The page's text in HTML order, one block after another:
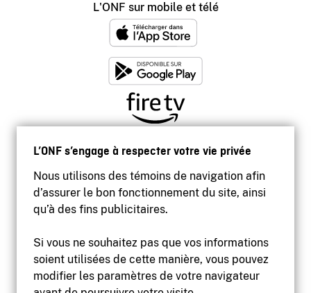
L’ONF s’engage à respecter votre vie privée
Nous utilisons des témoins de navigation afin
d’assurer le bon fonctionnement du site, ainsi
qu’à des fins publicitaires.
Si vous ne souhaitez pas que vos informations
soient utilisées de cette manière, vous pouvez
modifier les paramètres de votre navigateur
L'ONF sur mobile et télé
Accessibilité